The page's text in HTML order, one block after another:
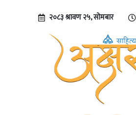
२०८३ श्रावण २५, सोमबार